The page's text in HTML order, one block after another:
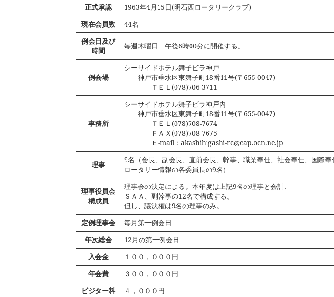
正式承認
1963年4月15日(明石西ロータリークラブ)
現在会員数
44名
例会日及び
時間
毎週木曜日 午後6時00分に開催する。
例会場
シーサイドホテル舞子ビラ神戸
神戸市垂水区東舞子町18番11号(〒655‐0047)
ＴＥＬ(078)706-3711
事務所
シーサイドホテル舞子ビラ神戸内
神戸市垂水区東舞子町18番11号(〒655‐0047)
ＴＥＬ(078)708-7674
ＦＡＸ(078)708-7675
Ｅ-mail：akashihigashi-rc@cap.ocn.ne.jp
理事
9名（会長、副会長、直前会長、幹事、職業奉仕、社会奉仕、国際奉
ロータリー情報の各委員長の9名）
理事役員会
構成員
理事会の決定による。本年度は上記9名の理事と会計、
ＳＡＡ、副幹事の12名で構成する。
但し、議決権は9名の理事のみ。
定例理事会
毎月第一例会日
年次総会
12月の第一例会日
入会金
１００，０００円
年会費
３００，０００円
ビジター料
４，０００円